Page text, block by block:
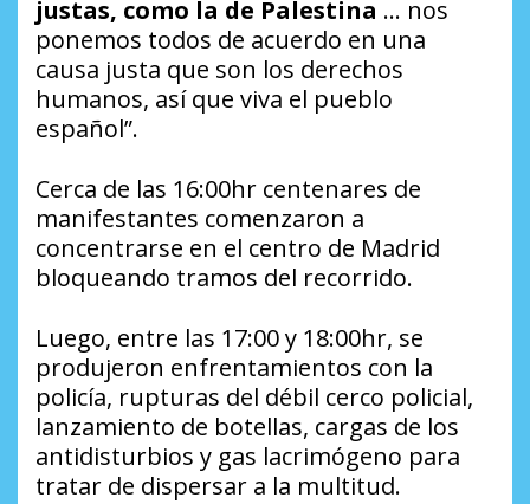
justas, como la de Palestina … nos
ponemos todos de acuerdo en una
causa justa que son los derechos
humanos, así que viva el pueblo
español”.
Cerca de las 16:00hr centenares de
manifestantes comenzaron a
concentrarse en el centro de Madrid
bloqueando tramos del recorrido.
Luego, entre las 17:00 y 18:00hr, se
produjeron enfrentamientos con la
policía, rupturas del débil cerco policial,
lanzamiento de botellas, cargas de los
antidisturbios y gas lacrimógeno para
tratar de dispersar a la multitud.